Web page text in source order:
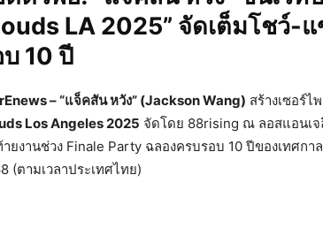
LA 2025” จัดเต็มโชว์-
10 ปี
– “แจ็คสัน หวัง” (Jackson Wang) สร้างเซอร์ไ
Los Angeles 2025 จัดโดย 88rising ณ ลอสแอนเ
ยงานช่วง Finale Party ฉลองครบรอบ 10 ปีของเทศก
(ตามเวลาประเทศไทย)